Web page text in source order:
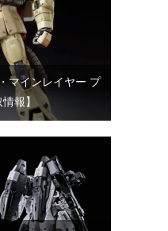
マインレイヤー プ
報】